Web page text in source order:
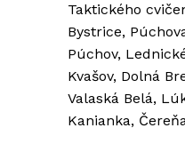
Taktického
Bystrice,
Púchov,
Kvašov, Dolná
Valaská Belá,
Kanianka,